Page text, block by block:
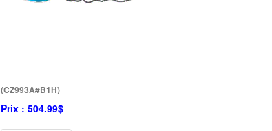
(CZ993A#B1H)
Prix : 504.99$